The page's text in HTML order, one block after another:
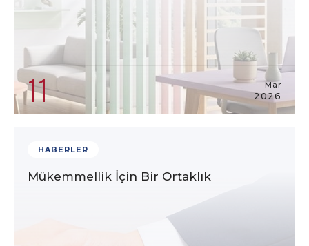
11 Mar
2026
HABERLER
Mükemmellik İçin Bir Ortaklık